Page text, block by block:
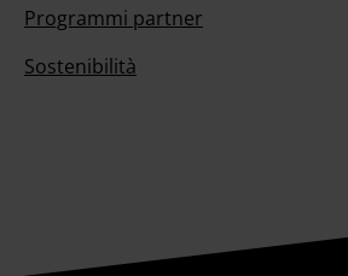
Programmi partner
Sostenibilità